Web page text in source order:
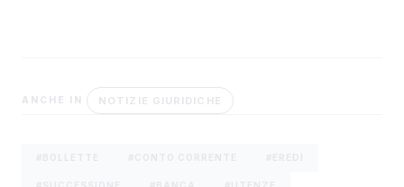
ANCHE IN NOTIZIE GIURIDICHE